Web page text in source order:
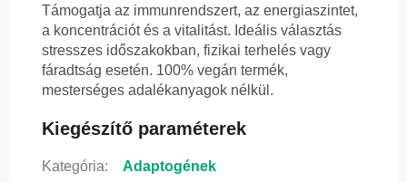
Támogatja az immunrendszert, az energiaszintet,
a koncentrációt és a vitalitást. Ideális választás
stresszes időszakokban, fizikai terhelés vagy
fáradtság esetén. 100% vegán termék,
mesterséges adalékanyagok nélkül.
Kiegészítő paraméterek
Kategória:
Adaptogének